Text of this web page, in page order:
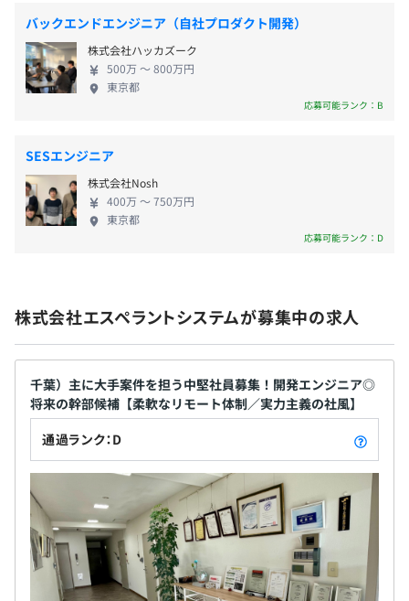
つくばエクスプレス「流山セントラルパーク駅」より徒歩
1分程度
■住宅手当（30,000円／一人暮らしの場合、20,000円／
親と同居の場合）
■資格手当（取得資格の難易度に応じて一時祝い金を支
給）
■家族手当（既婚者のみ／3等級まで支給）
昇給：年1回（4月）
社会保険完備（健康保険・厚生年金加入・雇用保険・労災
保険）
※東京都情報サービス産業健康保険組合に加入
※あんしん財団保険に加入
います。 ・アプリケーション開発 ・開発基盤の環境
構築／開発運用保守 ・お客様システム部門支援 ・自
社製品開発 ■SI事業（システム基盤） お客様とのパ
ートナーシップを大切にし、情報システムのインフ
ラに関する要件定義から構築、維持管理まで、すべ
ス環境構築・クラウド基盤） ・端末導入支援 ・メイ
ンフレーム環境構築・保守 ・設備工事​ 【当社の強
み】 ■富士通のコアパートナー 当社は、富士通より
コアパートナーとして認定を受けており、要件分析
支援するために、課題を的確に把握・提案し、必要
な場面では「よろず屋」のように幅広くサポートす
る姿勢が高く評価されています。
バックエンドエンジニア（自社プロダクト開発）
株式会社ハッカズーク
500万 〜 800万円
東京都
応募可能ランク：B
SESエンジニア
株式会社Nosh
400万 〜 750万円
東京都
応募可能ランク：D
株式会社エスペラントシステムが募集中の求人
千葉）主に大手案件を担う中堅社員募集！開発エンジニア◎
将来の幹部候補【柔軟なリモート体制／実力主義の社風】
通過ランク：D